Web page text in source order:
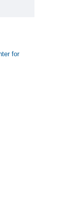
for